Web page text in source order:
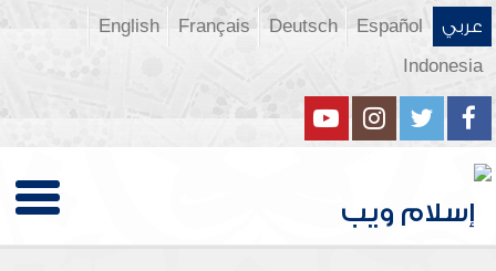
عربي Español
Deutsch
Français
English
Indonesia